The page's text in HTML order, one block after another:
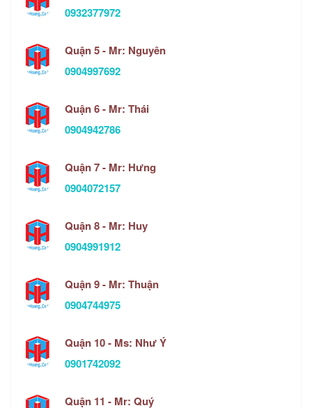
0932377972
Quận 5 - Mr: Nguyên
0904997692
Quận 6 - Mr: Thái
0904942786
Quận 7 - Mr: Hưng
0904072157
Quận 8 - Mr: Huy
0904991912
Quận 9 - Mr: Thuận
0904744975
Quận 10 - Ms: Như Ý
0901742092
Quận 11 - Mr: Quý